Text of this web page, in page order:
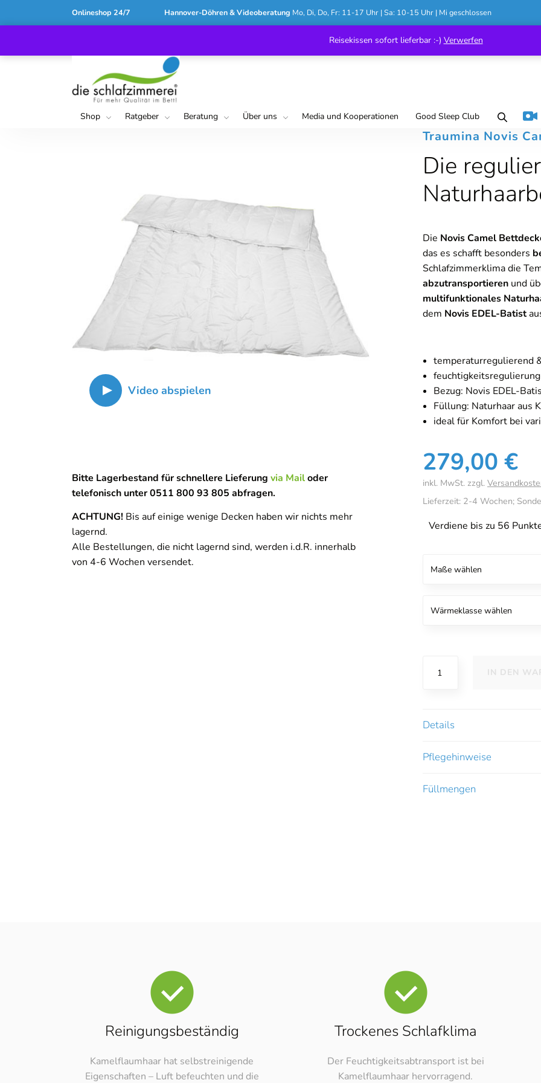
Onlineshop 24/7 Hannover-Döhren & Videoberatung Mo, Di, Do, Fr: 11-17 Uhr | Sa: 10-15 Uhr | Mi geschlossen
Reisekissen sofort lieferbar :-) Verwerfen
Shop Ratgeber Beratung Über uns Media und Kooperationen Good Sleep Club
Video abspielen
Bitte Lagerbestand für schnellere Lieferung via Mailoder
telefonisch unter 0511 800 93 805 abfragen.
ACHTUNG! Bis auf einige wenige Decken haben wir nichts mehr
lagernd.
Alle Bestellungen, die nicht lagernd sind, werden i.d.R. innerhalb
von 4-6 Wochen versendet.
Traumina Novis
Die
Die Novis Camel
das es schafft besonders
Schlafzimmerklima die
abzutransportieren und
multifunktionales
dem Novis EDEL-Batist
temperaturregulierend
feuchtigkeitsregulierung
Bezug: Novis EDEL-
Füllung: Naturhaar aus
ideal für Komfort bei
279,00 €
inkl. MwSt. zzgl.
Lieferzeit: 2-4 Wochen;
Verdiene bis zu 56
Novis
IN DEN
Details
Pflegehinweise
Füllmengen
Reinigungsbeständig
Kamelflaumhaar hat selbstreinigende
Eigenschaften – Luft befeuchten und die
Trockenes Schlafklima
Der Feuchtigkeitsabtransport ist bei
Kamelflaumhaar hervorragend.